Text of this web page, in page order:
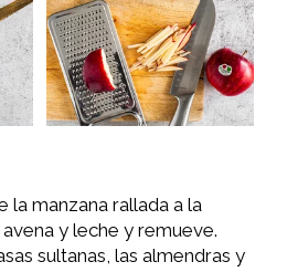
la manzana rallada a la
y leche y remueve.
sultanas, las almendras y